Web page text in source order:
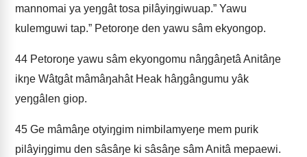
mannomai ya yeŋgât tosa pilâyiŋgiwuap.” Yawu
kulemguwi tap.” Petoroŋe den yawu sâm ekyongop.
44 Petoroŋe yawu sâm ekyongomu nâŋgâŋetâ Anitâŋe
ikŋe Wâtgât mâmâŋahât Heak hâŋgângumu yâk
yeŋgâlen giop.
45 Ge mâmâŋe otyiŋgim nimbilamyeŋe mem purik
pilâyiŋgimu den sâsâŋe ki sâsâŋe sâm Anitâ mepaewi.